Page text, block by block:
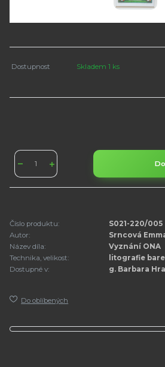
Dostupnost Skladem 1 ks
Číslo produktu:
S021-220/005
Autor:
Srncová
Název díla:
Vyznání ONA
Technika, velikost:
litografie
Dostupné v:
g. Barbara
Do oblíbených